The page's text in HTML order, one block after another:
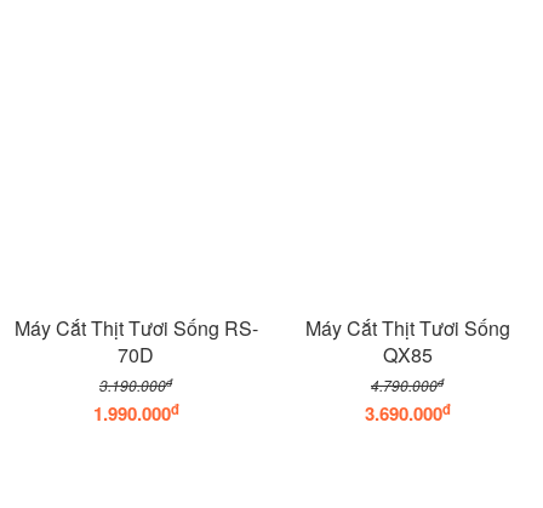
Máy Cắt Thịt Tươi Sống RS-
70D
3.190.000đ
1.990.000đ
Máy Cắt Thịt Tươi Sống
QX85
4.790.000đ
3.690.000đ